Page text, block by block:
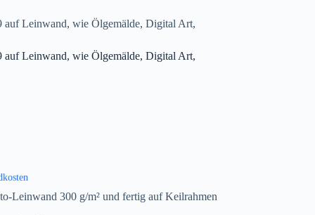
auf Leinwand, wie Ölgemälde, Digital Art,
auf Leinwand, wie Ölgemälde, Digital Art,
Leinwand 300 g/m² und fertig auf Keilrahmen